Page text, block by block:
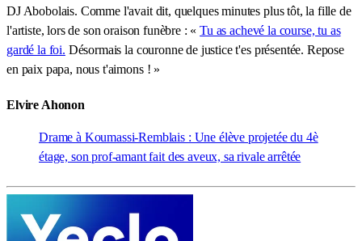
DJ Abobolais. Comme l'avait dit, quelques minutes plus tôt, la fille de
l'artiste, lors de son oraison funèbre : «Tu as achevé la course, tu as
gardé la foi. Désormais la couronne de justice t'es présentée. Repose
en paix papa, nous t'aimons ! »
Elvire Ahonon
Drame à Koumassi-Remblais : Une élève projetée du 4è
étage, son prof-amant fait des aveux, sa rivale arrêtée